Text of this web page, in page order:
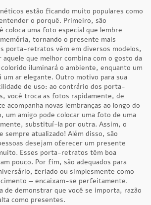
estão ficando muito populares como
o porquê. Primeiro, são
coloca uma foto especial que lembre
tornando o presente mais
porta-retratos vêm em diversos modelos,
que melhor combina com o gosto da
iluminará o ambiente, enquanto um
um ar elegante. Outro motivo para sua
de uso: ao contrário dos porta-
você troca as fotos rapidamente, de
acompanha novas lembranças ao longo do
um amigo pode colocar uma foto de uma
substituí-la por outra. Assim, o
sempre atualizado! Além disso, são
desejam oferecer um presente
Esses porta-retratos têm boa
pouco. Por fim, são adequados para
feriado ou simplesmente como
— encaixam-se perfeitamente.
de demonstrar que você se importa, razão
como presentes.